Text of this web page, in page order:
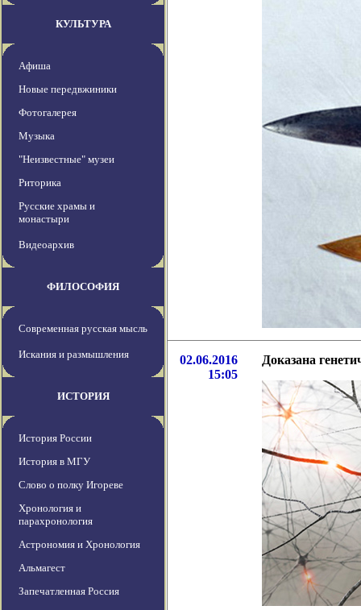
КУЛЬТУРА
Афиша
Новые передвжиники
Фотогалерея
Музыка
"Неизвестные" музеи
Риторика
Русские храмы и
монастыри
Видеоархив
ФИЛОСОФИЯ
Современная русская мысль
Искания и размышления
ИСТОРИЯ
История России
История в МГУ
Слово о полку Игореве
Хронология и
парахронология
Астрономия и Хронология
Альмагест
Запечатленная Россия
02.06.2016
15:05
Доказана